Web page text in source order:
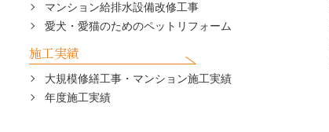
マンション給排水設備改修工事
愛犬・愛猫のためのペットリフォーム
施工実績
大規模修繕工事・マンション施工実績
年度施工実績